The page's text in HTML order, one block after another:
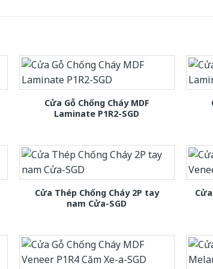
Cửa Gỗ Chống Cháy MDF
Laminate P1R2-SGD
Cửa Thép Chống Cháy 2P tay
nam Cửa-SGD